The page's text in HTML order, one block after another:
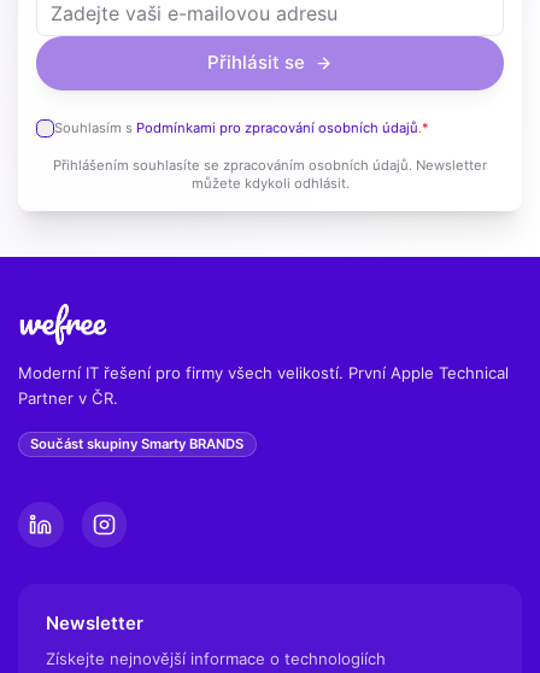
Přihlásit se
Souhlasím s Podmínkami pro zpracování osobních údajů.*
Přihlášením souhlasíte se zpracováním osobních údajů. Newsletter
můžete kdykoli odhlásit.
Moderní IT řešení pro firmy všech velikostí. První Apple Technical
Partner v ČR.
Součást skupiny Smarty BRANDS
Newsletter
Získejte nejnovější informace o technologiích